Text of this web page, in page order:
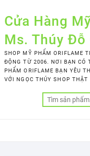
to
content
Cửa Hàng
Ms. Thúy
SHOP MỸ PHẨM ORIFLAME
ĐỘNG TỪ 2006. NƠI BẠN CÓ
PHẨM ORIFLAME BẠN YÊU
VỚI NGỌC THÚY SHOP THẬT